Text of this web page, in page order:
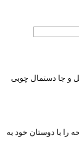
جا دستمال چوبی
را با دوستان خود به